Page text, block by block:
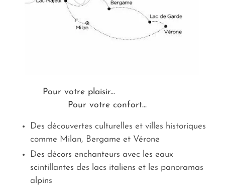
Pour votre plaisir...
Pour votre confort...
Des découvertes culturelles et villes historiques
comme Milan, Bergame et Vérone
Des décors enchanteurs avec les eaux
scintillantes des lacs italiens et les panoramas
alpins